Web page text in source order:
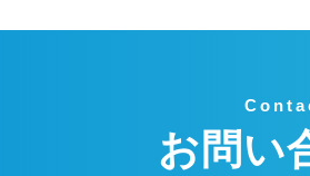
お問い